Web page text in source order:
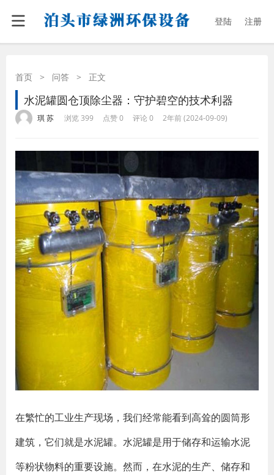
登陆 注册
首页 > 问答 > 正文
水泥罐圆仓顶除尘器：守护碧空的技术利器
琪 苏 浏览 399 点赞 0 评论 0 2年前 (2024-09-09)
在繁忙的工业生产现场，我们经常能看到高耸的圆筒形
建筑，它们就是水泥罐。水泥罐是用于储存和运输水泥
等粉状物料的重要设施。然而，在水泥的生产、储存和